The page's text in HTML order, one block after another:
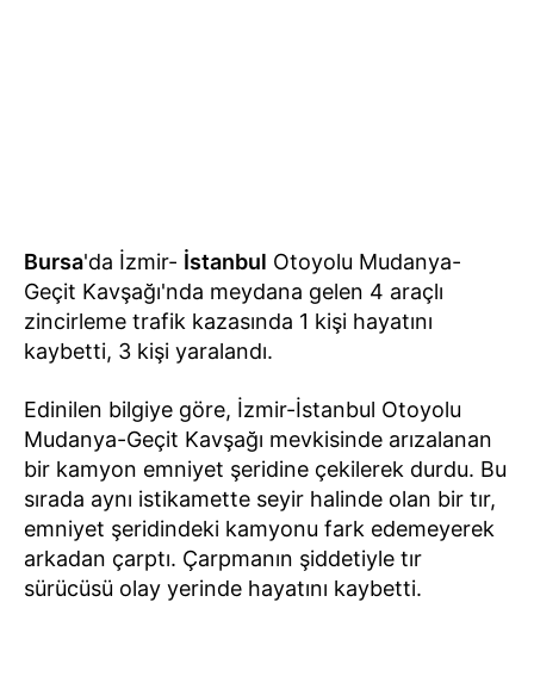
Bursa'da İzmir- İstanbul Otoyolu Mudanya-
Geçit Kavşağı'nda meydana gelen 4 araçlı
zincirleme trafik kazasında 1 kişi hayatını
kaybetti, 3 kişi yaralandı.
Edinilen bilgiye göre, İzmir-İstanbul Otoyolu
Mudanya-Geçit Kavşağı mevkisinde arızalanan
bir kamyon emniyet şeridine çekilerek durdu. Bu
sırada aynı istikamette seyir halinde olan bir tır,
emniyet şeridindeki kamyonu fark edemeyerek
arkadan çarptı. Çarpmanın şiddetiyle tır
sürücüsü olay yerinde hayatını kaybetti.